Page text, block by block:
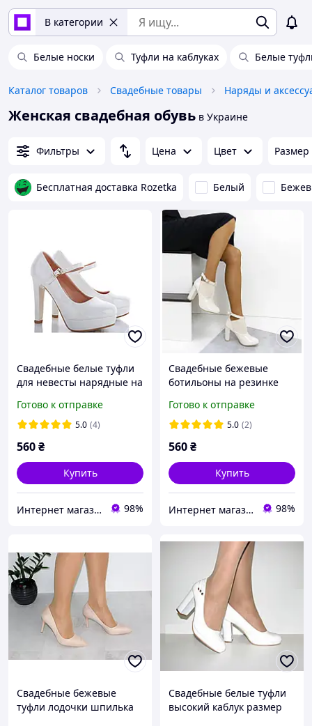
В категории
Белые носки Туфли на каблуках Белые
Каталог товаров Свадебные товары Наряды и
Женская свадебная обувь в Украине
Фильтры Цена Цвет
Бесплатная доставка Rozetka Белый
Свадебные белые туфли
для невесты нарядные на
ремешком 38
Готово к отправке
5.0 (4)
560₴
Купить
Интернет магазин "Ножки в одежке" 98%
Свадебные бежевые
ботильоны на резинке
Готово к отправке
5.0 (2)
560₴
Купить
Интернет магазин "Ножки в одежке" 98%
Свадебные бежевые
туфли лодочки шпилька
Свадебные белые туфли
высокий каблук размер